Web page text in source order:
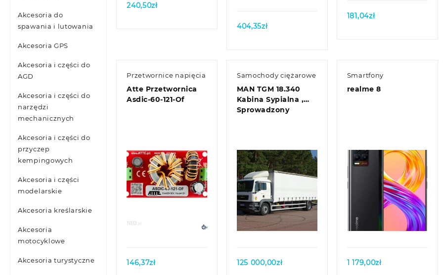
Akcesoria do
spawania i lutowania
Akcesoria GPS
Akcesoria i części do
AGD
Akcesoria i części do
narzędzi
mechanicznych
Akcesoria i części do
przyczep
kempingowych
Akcesoria i części
modelarskie
Akcesoria kreślarskie
Akcesoria
motocyklowe
Akcesoria turystyczne
240,50zł
404,35zł
181,04zł
Przetwornice napięcia
Atte Przetwornica
Asdic-60-121-Of
146,37zł
Samochody ciężarowe
MAN TGM 18.340
Kabina Sypialna ,
Sprowadzony
Quick view
125 000,00zł
Smartfony
realme 8
Quick view
1 179,00zł